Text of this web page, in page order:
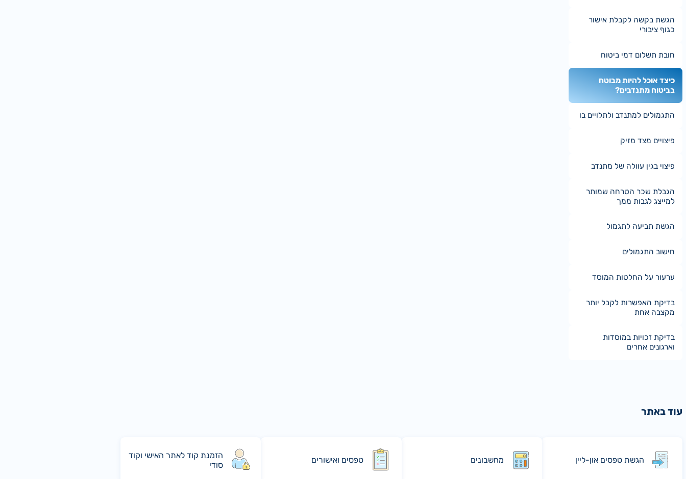
הגשת בקשה לקבלת אישור
כגוף ציבורי
חובת תשלום דמי ביטוח
כיצד אוכל להיות מבוטח
בביטוח מתנדבים?
התגמולים למתנדב ולתלויים בו
פיצויים מצד מזיק
פיצוי בגין עוולה של מתנדב
הגבלת שכר הטרחה שמותר
למייצג לגבות ממך
הגשת תביעה לתגמול
חישוב התגמולים
ערעור על החלטות המוסד
בדיקת האפשרות לקבל יותר
מקצבה אחת
בדיקת זכויות במוסדות
וארגונים אחרים
עוד באתר
הגשת טפסים און-ליין מחשבונים טפסים ואישורים
הזמנת קוד לאתר האישי וקוד
סודי